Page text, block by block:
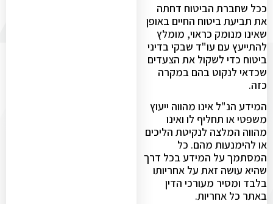
ככל שחברת הביטוח דחתה
את תביעת ביטוח החיים באופן
שאינו מנומק כראוי, מומלץ
להתייעץ עם עו"ד שבקי בדיני
ביטוח כדי לשקול את הצעדים
שכדאי לנקוט בהם במקרה
כזה.
המידע הנ"ל אינו מהווה ייעוץ
משפטי או תחליף לו ואינו
מהווה המלצה לנקיטת הליכים
או להימנעות מהם. כל
המסתמך על המידע בכל דרך
שהיא עושה זאת על אחריותו
בלבד ומסיר מעורכי הדין
באתר כל אחריות.